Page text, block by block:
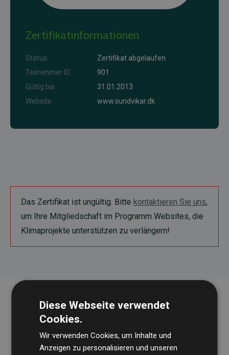
Zertifikatinformationen
Status
Zertifikat abgelaufen
Teilnehmer ID
901
Gültig bis
31.01.2013
Website
www.sundvikar.dk
Das Zertifikat ist ungültig. Bitte kontaktieren Sie uns,
um Ihre Mitgliedschaft im Programm Websites, die
Klimaprojekte unterstützen zu verlängern!
Diese Webseite verwendet
Cookies.
Wir verwenden Cookies, um Inhalte und
Anzeigen zu personalisieren und unseren